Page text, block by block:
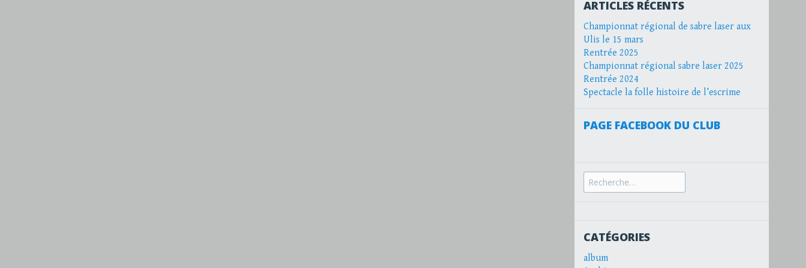
ARTICLES RÉCENTS
Championnat régional de sabre laser aux
Ulis le 15 mars
Rentrée 2025
Championnat régional sabre laser 2025
Rentrée 2024
Spectacle la folle histoire de l’escrime
PAGE FACEBOOK DU CLUB
Recherche
pour :
CATÉGORIES
album